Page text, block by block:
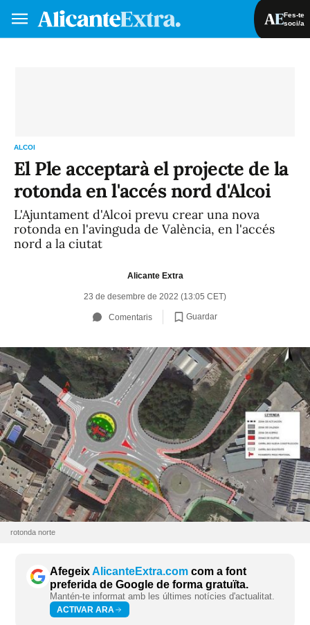
Fes-te
soci/a
ALCOI
El Ple acceptarà el projecte de la
rotonda en l'accés nord d'Alcoi
L'Ajuntament d'Alcoi prevu crear una nova
rotonda en l'avinguda de València, en l'accés
nord a la ciutat
Alicante Extra
23 de desembre de 2022 (13:05 CET)
Comentaris Guardar
rotonda norte
AfegeixAlicanteExtra.com com a font
preferida de Google de forma gratuïta.
Mantén-te informat amb les últimes notícies d'actualitat.
ACTIVAR ARA